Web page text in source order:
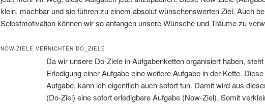
klein, machbar und sie führen zu einem absolut wünschenswerten Ziel. Auch
Selbstmotivation können wir so anfangen unsere Wünsche und Träume zu
NOW-ZIELE VERNICHTEN DO_ZIELE
Da wir unsere Do-Ziele in Aufgabenketten organisiert haben,
Erledigung einer Aufgabe eine weitere Aufgabe in der Kette.
Aufgabe, kann ich eigentlich auch sofort tun. Damit wird aus
(Do-Ziel) eine sofort erledigbare Aufgabe (Now-Ziel). Somit